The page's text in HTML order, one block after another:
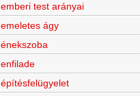
emberi test arányai
emeletes ágy
énekszoba
enfilade
építésfelügyelet